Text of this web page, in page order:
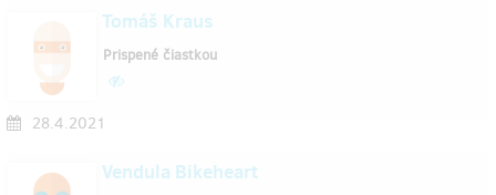
Tomáš Kraus
28.4.2021
Prispené čiastkou
Vendula Bikeheart